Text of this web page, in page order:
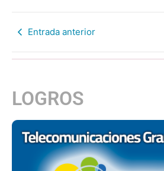
Entrada anterior
LOGROS